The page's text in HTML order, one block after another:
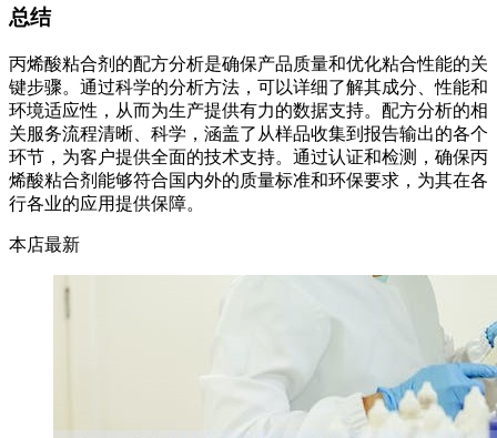
总结
丙烯酸粘合剂的配方分析是确保产品质量和优化粘合性能的关
键步骤。通过科学的分析方法，可以详细了解其成分、性能和
环境适应性，从而为生产提供有力的数据支持。配方分析的相
关服务流程清晰、科学，涵盖了从样品收集到报告输出的各个
环节，为客户提供全面的技术支持。通过认证和检测，确保丙
烯酸粘合剂能够符合国内外的质量标准和环保要求，为其在各
行各业的应用提供保障。
本店最新